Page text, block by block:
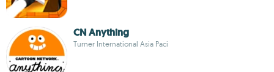
CN Anything
Turner International Asia Paci